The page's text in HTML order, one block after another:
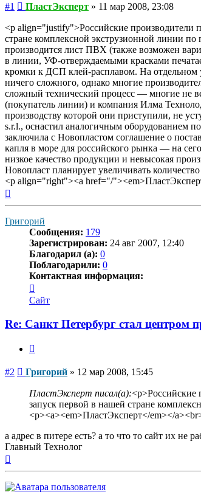
#1 Сообщение
ПластЭксперт » 11 мар 2008, 23:08
<p align="justify">Российские производители
стране комплексной экструзионной линии
производится лист ПВХ (также возможен
в линии, УФ-отверждаемыми красками
кромки к ДСП клей-расплавом. На
ничего сложного, однако многие
сложный технический процесс — многие не
(покупатель линии) и компания Илма
производству которой они приступили, не
s.r.l., оснастил аналогичным оборудованием
заключила с Новопластом соглашение о
капля в море для российского рынка — на
низкое качество продукции и невысокая
Новопласт планирует увеличивать
<p align="right"><a href="/
Григорий
Сообщения: 179
Зарегистрирован: 24 авг 2007, 12:40
Благодарил (а): 0
Поблагодарили: 0
Контактная информация:
информация
пользователя
Григорий
Сайт
Re: Санкт Петербург стал центром
#2 Сообщение
Григорий » 12 мар 2008, 15:45
ПластЭксперт писал(а):<p>Российские
запуск первой в нашей стране
<p><a><em>ПластЭксперт</em></
а адрес в питере есть? а то что то сайт их не
Главный Технолог